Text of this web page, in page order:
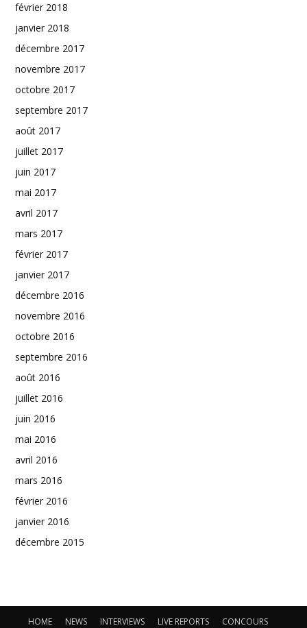
février 2018
janvier 2018
décembre 2017
novembre 2017
octobre 2017
septembre 2017
août 2017
juillet 2017
juin 2017
mai 2017
avril 2017
mars 2017
février 2017
janvier 2017
décembre 2016
novembre 2016
octobre 2016
septembre 2016
août 2016
juillet 2016
juin 2016
mai 2016
avril 2016
mars 2016
février 2016
janvier 2016
décembre 2015
HOME NEWS INTERVIEWS LIVE REPORTS CONCOURS